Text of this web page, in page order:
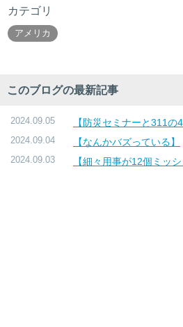
カテゴリ
アメリカ
このブログの最新記事
2024.09.05 【防災セミナーと311の
2024.09.04 【なんかバズっている】
2024.09.03 【細々用事が12個ミッシ